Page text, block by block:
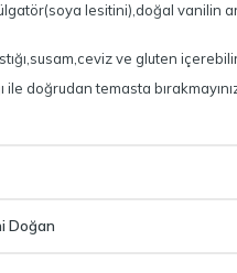
lesitini),doğal
ve gluten
doğrudan temasta
Doğan